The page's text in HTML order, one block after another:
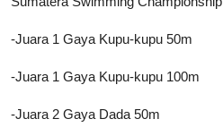
-Juara 1 Gaya Kupu-kupu 50m
-Juara 1 Gaya Kupu-kupu 100m
-Juara 2 Gaya Dada 50m